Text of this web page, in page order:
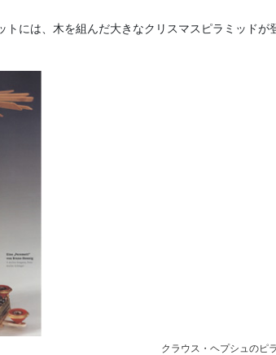
には、木を組んだ大きなクリスマスピラミッドが
クラウス・ヘプシュのピ